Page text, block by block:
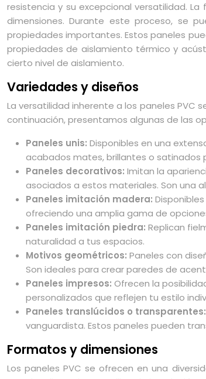
resistencia y su excepcional versatilidad.
dimensiones. Durante este proceso, se
propiedades importantes. Estos paneles
propiedades de aislamiento térmico y
cierto nivel de aislamiento.
Variedades y diseños
La versatilidad inherente a los paneles PVC
continuación, presentamos algunas de las
Paneles unis: Disponibles en una
acabados mates, brillantes o
Paneles decorativos: Imitan la
asociados a estos materiales. Son una
Paneles imitación madera:
ofreciendo una amplia gama de
Paneles imitación piedra: Replican
naturalidad a tus espacios.
Motivos geométricos: Paneles con
Son ideales para crear paredes de
Paneles impresos: Ofrecen la
personalizados que reflejen tu estilo
Paneles translúcidos o transparentes:
vanguardista. Estos paneles pueden
Formatos y dimensiones
Los paneles PVC se ofrecen en una